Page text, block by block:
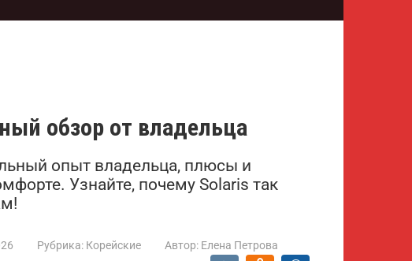
обзор от владельца
опыт владельца, плюсы и
Узнайте, почему Solaris так
Рубрика: Корейские Автор: Елена Петрова